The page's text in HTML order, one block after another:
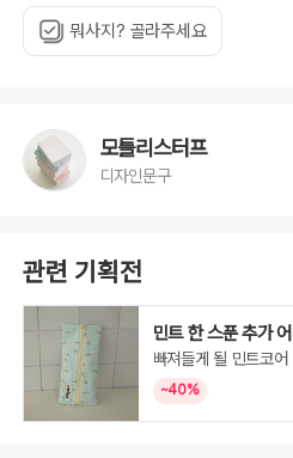
뭐사지? 골라주세요
모틀리스터프
디자인문구
관련 기획전
민트 한 스푼 추가
빠져들게 될 민트코어
~40%